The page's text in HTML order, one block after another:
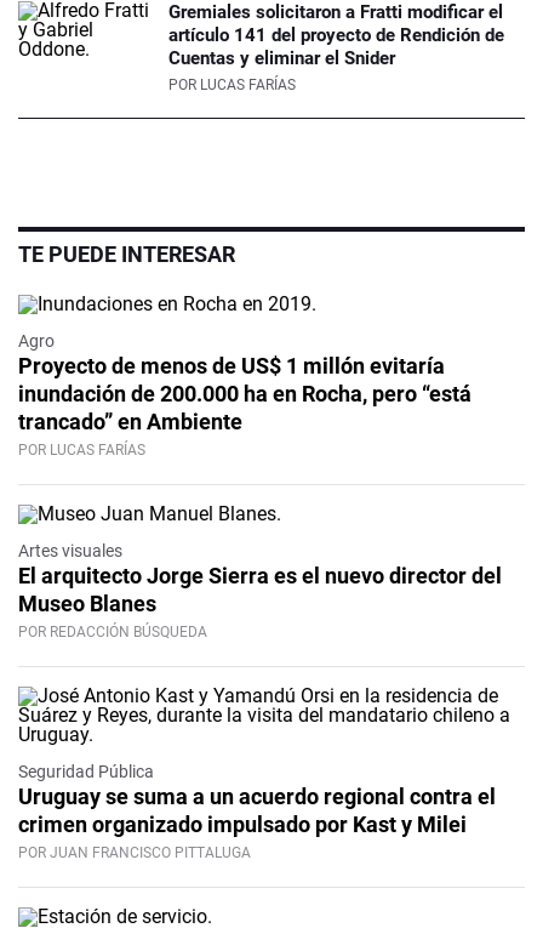
Gremiales solicitaron a Fratti modificar el
artículo 141 del proyecto de Rendición de
Cuentas y eliminar el Snider
POR LUCAS FARÍAS
TE PUEDE INTERESAR
Agro
Proyecto de menos de US$ 1 millón evitaría
inundación de 200.000 ha en Rocha, pero “está
trancado” en Ambiente
POR LUCAS FARÍAS
Artes visuales
El arquitecto Jorge Sierra es el nuevo director del
Museo Blanes
POR REDACCIÓN BÚSQUEDA
Seguridad Pública
Uruguay se suma a un acuerdo regional contra el
crimen organizado impulsado por Kast y Milei
POR JUAN FRANCISCO PITTALUGA